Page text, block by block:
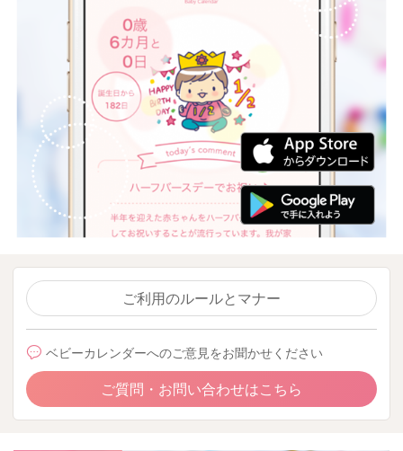
ご利用のルールとマナー
ベビーカレンダーへのご意見をお聞かせください
ご質問・お問い合わせはこちら